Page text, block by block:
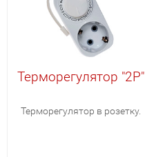
Терморегулятор "2Р"
Терморегулятор в розетку.